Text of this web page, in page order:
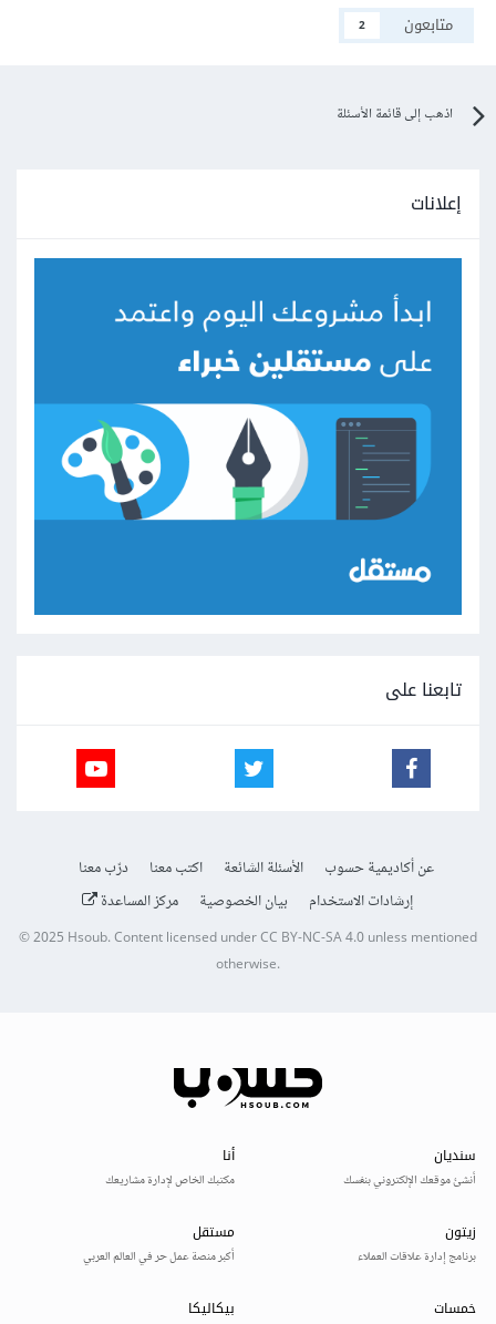
متابعون
2
اذهب إلى قائمة الأسئلة
إعلانات
تابعنا على
عن أكاديمية حسوب الأسئلة الشائعة اكتب معنا
درّب معنا
إرشادات الاستخدام
بيان الخصوصية مركز المساعدة
© 2025Hsoub.Content licensed underCC BY-NC-SA 4.0unless mentioned
otherwise.